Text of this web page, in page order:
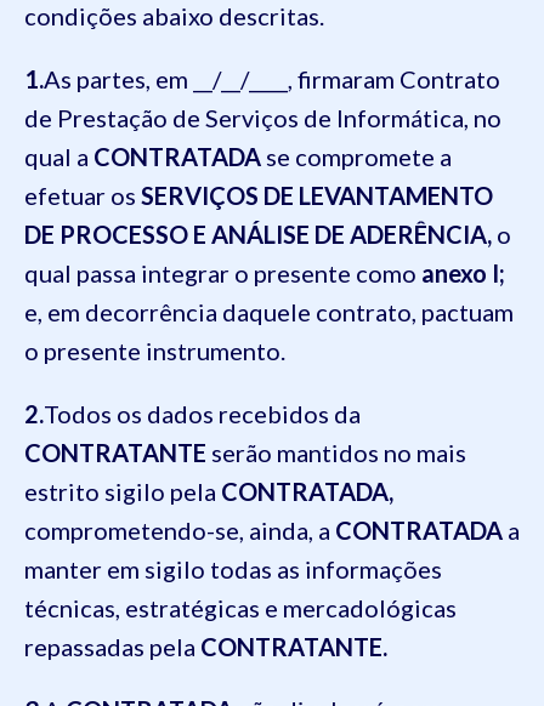
condições abaixo descritas.
1.As partes, em __/__/____, firmaram Contrato
de Prestação de Serviços de Informática, no
qual a CONTRATADA se compromete a
efetuar os SERVIÇOS DE LEVANTAMENTO
DE PROCESSO E ANÁLISE DE ADERÊNCIA, o
qual passa integrar o presente como anexo I;
e, em decorrência daquele contrato, pactuam
o presente instrumento.
2.Todos os dados recebidos da
CONTRATANTE serão mantidos no mais
estrito sigilo pela CONTRATADA,
comprometendo-se, ainda, a CONTRATADA a
manter em sigilo todas as informações
técnicas, estratégicas e mercadológicas
repassadas pela CONTRATANTE.